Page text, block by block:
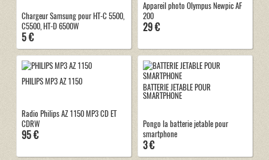
Chargeur Samsung pour HT-C 5500,
C5500, HT-D 6500W
5 €
Appareil photo Olympus Newpic AF
200
29 €
PHILIPS MP3 AZ 1150
Radio Philips AZ 1150 MP3 CD ET
CDRW
95 €
BATTERIE JETABLE POUR
SMARTPHONE
Pongo la batterie jetable pour
smartphone
3 €